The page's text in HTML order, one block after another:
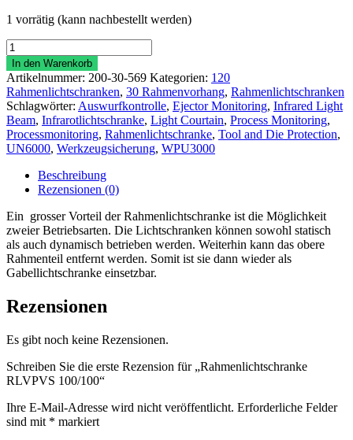
1 vorrätig (kann nachbestellt werden)
Rahmenlichtschranke
RLVPVS
100/100
Menge
In den Warenkorb
Artikelnummer: 200-30-569 Kategorien: 120
Rahmenlichtschranken, 30 Rahmenvorhang, Rahmenlichtschranken
Schlagwörter: Auswurfkontrolle, Ejector Monitoring, Infrared Light
Beam, Infrarotlichtschranke, Light Courtain, Process Monitoring,
Processmonitoring, Rahmenlichtschranke, Tool and Die Protection,
UN6000, Werkzeugsicherung, WPU3000
Beschreibung
Rezensionen (0)
Ein grosser Vorteil der Rahmenlichtschranke ist die Möglichkeit
zweier Betriebsarten. Die Lichtschranken können sowohl statisch
als auch dynamisch betrieben werden. Weiterhin kann das obere
Rahmenteil entfernt werden. Somit ist sie dann wieder als
Gabellichtschranke einsetzbar.
Rezensionen
Es gibt noch keine Rezensionen.
Schreiben Sie die erste Rezension für „Rahmenlichtschranke
RLVPVS 100/100“
Ihre E-Mail-Adresse wird nicht veröffentlicht. Erforderliche Felder
sind mit * markiert